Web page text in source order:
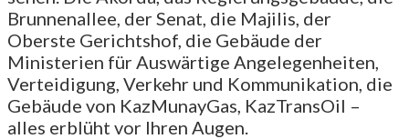
Brunnenallee, der Senat, die Majilis, der
Oberste Gerichtshof, die Gebäude der
Ministerien für Auswärtige Angelegenheiten,
Verteidigung, Verkehr und Kommunikation, die
Gebäude von KazMunayGas, KazTransOil –
alles erblüht vor Ihren Augen.